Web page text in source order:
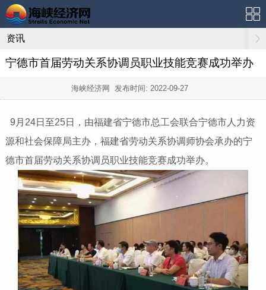
资讯
宁德市首届劳动关系协调员职业技能竞赛成功举办
海峡经济网 发布时间: 2022-09-27
9月24日至25日，由福建省宁德市总工会联合宁德市人力资
源和社会保障局主办，福建省劳动关系协调师协会承办的宁
德市首届劳动关系协调员职业技能竞赛成功举办。